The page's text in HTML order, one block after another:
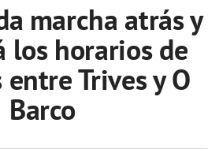
marcha atrás y
los horarios de
entre Trives y O
Barco